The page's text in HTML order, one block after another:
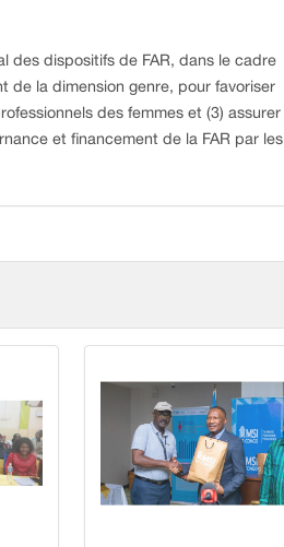
des dispositifs de FAR, dans le cadre
de la dimension genre, pour favoriser
des femmes et (3) assurer
et financement de la FAR par les